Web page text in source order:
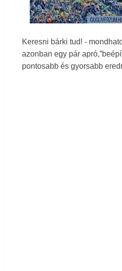
Keresni bárki tud! -
azonban egy pár
pontosabb és gyorsabb